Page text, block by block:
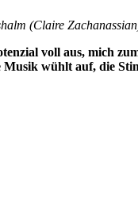
(Claire
voll aus, mich
wühlt auf, die